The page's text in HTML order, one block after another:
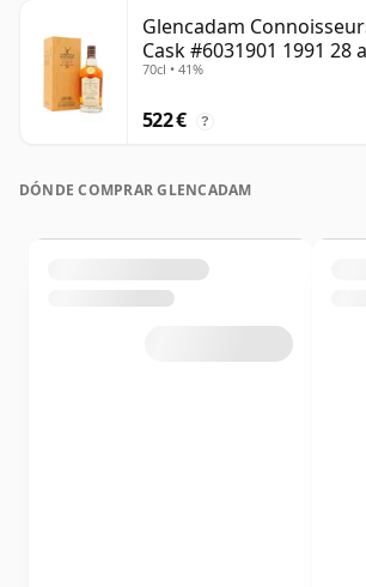
Glencadam
Cask #6031901 1991 28
70cl • 41%
522 € ?
DÓNDE COMPRAR GLENCADAM